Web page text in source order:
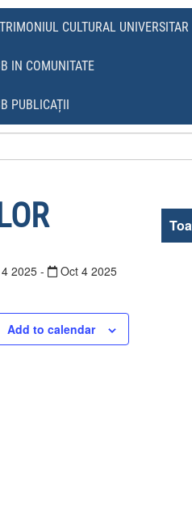
CULTURAL UNIVERSITAR
IN COMUNITATE
PUBLICAȚII
4 2025 - Oct 4 2025
Add to calendar